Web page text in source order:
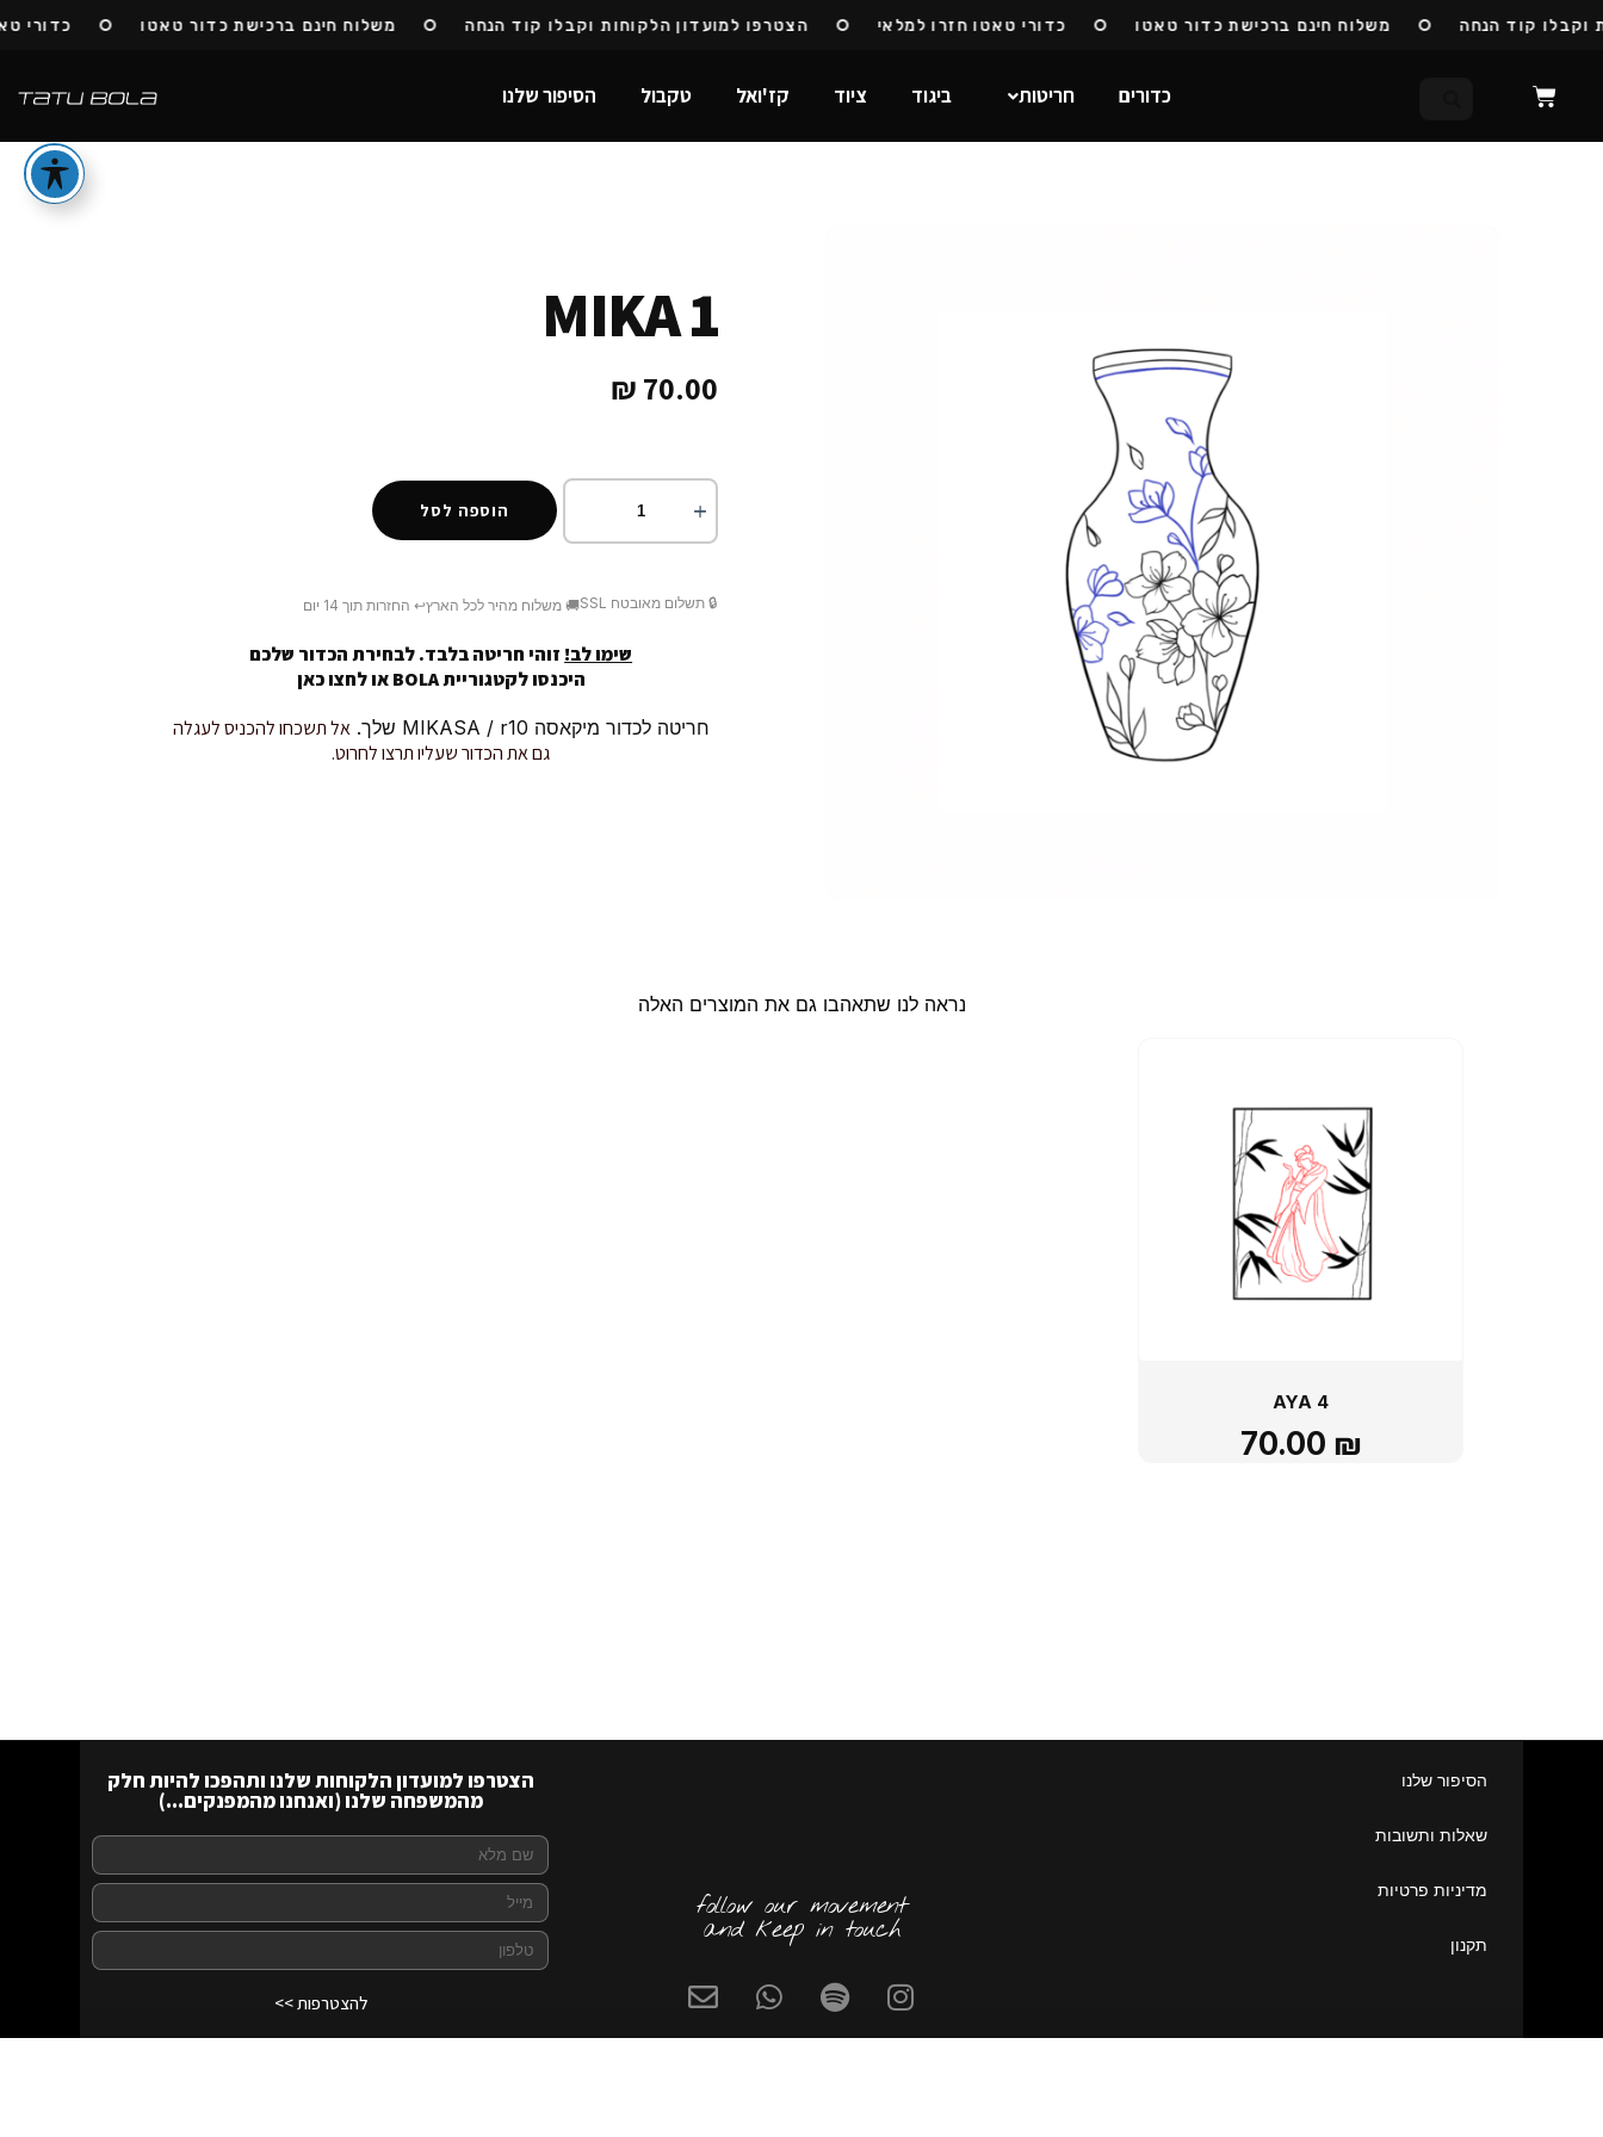
משלוח חינם ברכישת כדור טאטו כדורי קוד הנחה משלוח חינם ברכישת כדור טאטו כדורי טאטו חזרו למלאי הצטרפו למועדון הלקוחות וקבלו קוד הנחה
כדורים חריטות ביגוד ציוד קז'ואל טקבול הסיפור שלנו
MIKA 1
70.00
₪
הוספה לסל
🔒 תשלום מאובטח SSL 🚚 משלוח מהיר לכל הארץ↩️ החזרות תוך 14 יום
שימו לב! זוהי חריטה בלבד. לבחירת הכדור שלכם
היכנסו לקטגוריית BOLA או
לחצו כאן
חריטה לכדור מיקאסה MIKASA / r10 שלך.
אל תשכחו להכניס לעגלה
גם את הכדור שעליו תרצו לחרוט.
נראה לנו שתאהבו גם את המוצרים האלה
AYA 4
70.00 ₪
הסיפור שלנו
שאלות ותשובות
מדיניות פרטיות
תקנון
follow our movement
and keep in touch
הצטרפו למועדון הלקוחות שלנו ותהפכו להיות חלק
מהמשפחה שלנו (ואנחנו מהמפנקים...)
להצטרפות >>